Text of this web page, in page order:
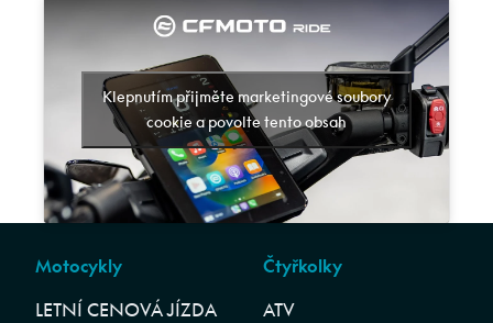
Klepnutím přijměte marketingové soubory
cookie a povolte tento obsah
Motocykly
LETNÍ CENOVÁ JÍZDA
Čtyřkolky
ATV